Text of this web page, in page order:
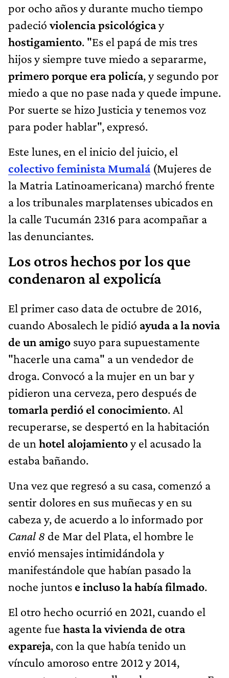
por ocho años y durante mucho tiempo
padecióviolencia psicológicay
hostigamiento. "Es el papá de mis tres
hijos y siempre tuve miedo a separarme,
primero porque era policía, y segundo por
miedo a que no pase nada y quede impune.
Por suerte se hizo Justicia y tenemos voz
para poder hablar", expresó.
Este lunes, en el inicio del juicio, el
colectivo feminista Mumalá(Mujeres de
la Matria Latinoamericana) marchó frente
a los tribunales marplatenses ubicados en
la calle Tucumán 2316 para acompañar a
las denunciantes.
Los otros hechos por los que
condenaron al expolicía
El primer caso data de octubre de 2016,
cuando Abosalech le pidió ayuda a la novia
de un amigo suyo para supuestamente
"hacerle una cama" a un vendedor de
droga. Convocó a la mujer en un bar y
pidieron una cerveza, pero después de
tomarla perdió el conocimiento. Al
recuperarse, se despertó en la habitación
de un hotel alojamientoy el acusado la
estaba bañando.
Una vez que regresó a su casa, comenzó a
sentir dolores en sus muñecas y en su
cabeza y, de acuerdo a lo informado por
Canal 8 de Mar del Plata, el hombre le
envió mensajes intimidándola y
manifestándole que habían pasado la
noche juntos e incluso la había filmado.
El otro hecho ocurrió en 2021, cuando el
agente fue hasta la vivienda de otra
expareja, con la que había tenido un
vínculo amoroso entre 2012 y 2014,